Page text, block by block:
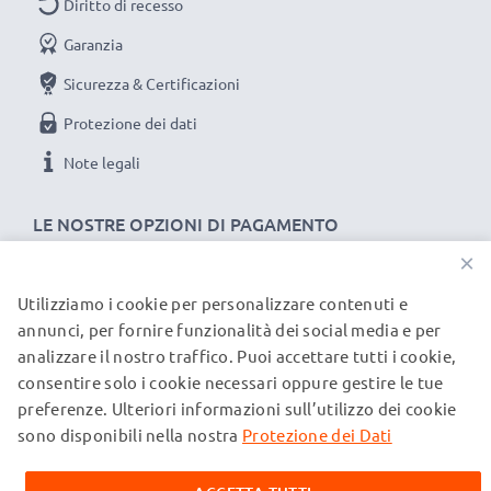
nell’Unione Europea. Per questo siamo orgogliosi di
fornirti una garanzia di ben 3 anni.
La scelta ecosostenibile che ti fa anche risparmiare
Sostituisci la batteria, non la macchina fotografica! È la
scelta più intelligente e più ecosostenibile che tu
Scegli CELLONIC, scegli la lunga durata e l'efficienza,
LE NOSTRE OPZIONI DI PAGAMENTO
Diritto di recesso
Garanzia
Sicurezza & Certificazioni
Protezione dei dati
Note legali
I NOSTRI PARTNER DI SPEDIZIONE
© subtel.it 2026
Tutti i prezzi includono l'IVA e sono esclusi i costi di
spedizione. Si prega di notare che tutti i marchi menzionati
sulle nostre pagine web esclusivamente per fornire
×
Utilizziamo i cookie per personalizzare contenuti e
annunci, per fornire funzionalità dei social media e per
analizzare il nostro traffico. Puoi accettare tutti i cookie,
consentire solo i cookie necessari oppure gestire le tue
preferenze. Ulteriori informazioni sull’utilizzo dei cookie
sono disponibili nella nostra Protezione dei Dati